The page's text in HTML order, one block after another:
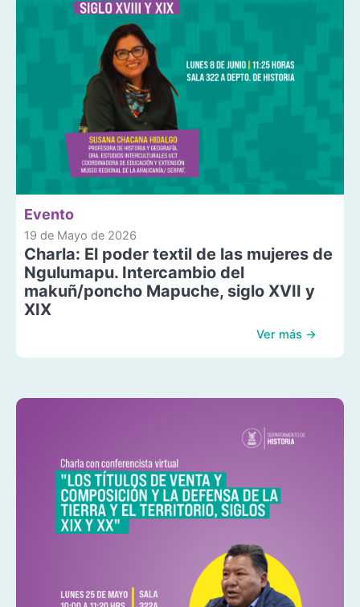
Evento
19 de Mayo de 2026
Charla: El poder textil de las mujeres de
Ngulumapu. Intercambio del
makuñ/poncho Mapuche, siglo XVII y
XIX
Ver más →